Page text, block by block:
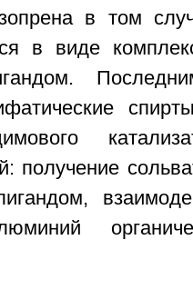
в том
в виде
получение